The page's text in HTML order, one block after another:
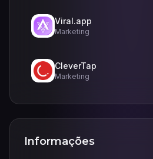
Viral.app
Marketing
CleverTap
Marketing
Informações